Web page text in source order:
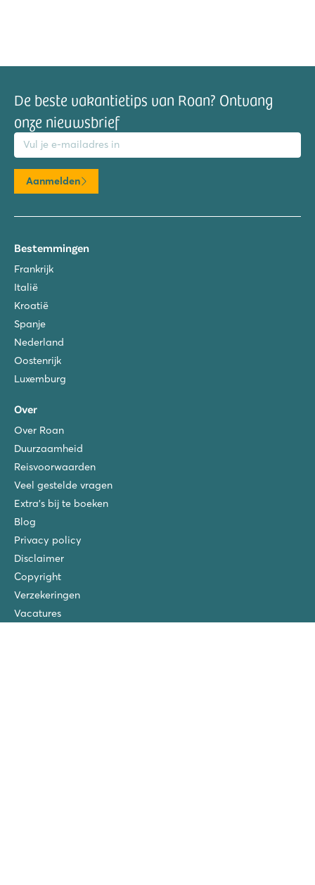
De beste vakantietips van Roan? Ontvang
onze nieuwsbrief
Aanmelden
Bestemmingen
Frankrijk
Italië
Kroatië
Spanje
Nederland
Oostenrijk
Luxemburg
Over
Over Roan
Duurzaamheid
Reisvoorwaarden
Veel gestelde vragen
Extra's bij te boeken
Blog
Privacy policy
Disclaimer
Copyright
Verzekeringen
Vacatures